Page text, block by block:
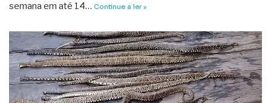
semana em até 14… Continue a ler »